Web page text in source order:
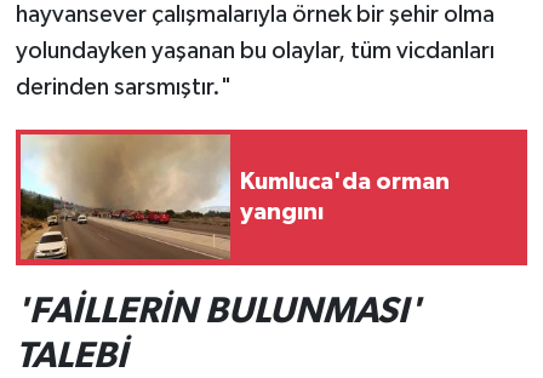
hayvansever çalışmalarıyla örnek bir şehir olma
yolundayken yaşanan bu olaylar, tüm vicdanları
derinden sarsmıştır."
Kumluca'da orman
yangını
'FAİLLERİN BULUNMASI'
TALEBİ